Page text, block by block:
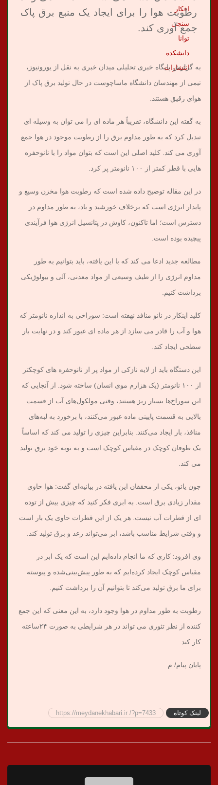
افکار
سنجی
توانا
دانشکده
انتشارات
رطوبت هوا را برای ایجاد یک منبع برق پاک
جمع آوری کند.
به گزارش پایگاه خبری تحلیلی میدان خبری به نقل از یورونیوز،
تیمی از مهندسان دانشگاه ماساچوست در حال تولید برق پاک از
هوای رقیق هستند.
به گفته این دانشگاه، تقریباً هر ماده ای را می توان به وسیله ای
تبدیل کرد که به طور مداوم برق را از رطوبت موجود در هوا جمع
آوری می کند. کلید اصلی این است که بتوان مواد را با نانوحفره
هایی با قطر کمتر از ۱۰۰ نانومتر پر کرد.
در این مقاله توضیح داده شده است که رطوبت هوا مخزن وسیع و
پایدار انرژی است که برخلاف خورشید و باد، به طور مداوم در
دسترس است؛ اما تاکنون، کاوش در پتانسیل انرژی هوا فرآیندی
پیچیده بوده است.
مطالعه جدید ادعا می کند که با این یافته، باید بتوانیم به طور
مداوم انرژی را از طیف وسیعی از مواد معدنی، آلی و بیولوژیکی
برداشت کنیم.
کلید اینکار در نانو منافذ نهفته است: سوراخی به اندازه نانومتر که
هوا و آب را قادر می سازد از هر ماده ای عبور کند و در نهایت بار
سطحی ایجاد کند.
این دستگاه باید از لایه نازکی از مواد پر از نانوحفره های کوچکتر
از ۱۰۰ نانومتر (یک هزارم موی انسان) ساخته شود. از آنجایی که
این سوراخ‌ها بسیار ریز هستند، وقتی مولکول‌های آب از قسمت
بالایی به قسمت پایینی ماده عبور می‌کنند، با برخورد به لبه‌های
منافذ، بار ایجاد می‌کنند. بنابراین چیزی را تولید می کند که اساساً
یک طوفان کوچک در مقیاس کوچک است و به نوبه خود برق تولید
می کند.
جون یائو، یکی از محققان این یافته در بیانیه‌ای گفت: هوا حاوی
مقدار زیادی برق است. به ابری فکر کنید که چیزی بیش از توده
ای از قطرات آب نیست. هر یک از این قطرات حاوی یک بار است
و وقتی شرایط مناسب باشد، ابر می‌تواند رعد و برق تولید کند.
وی افزود: کاری که ما انجام داده‌ایم این است که یک ابر در
مقیاس کوچک ایجاد کرده‌ایم که به طور پیش‌بینی‌شده و پیوسته
برای ما برق تولید می‌کند تا بتوانیم آن را برداشت کنیم.
رطوبت به طور مداوم در هوا وجود دارد، به این معنی که این جمع
کننده از نظر تئوری می تواند در هر شرایطی به صورت ۲۴ساعته
کار کند.
پایان پیام/ م
لینک کوتاه https://meydanekhabari.ir /?p=7433